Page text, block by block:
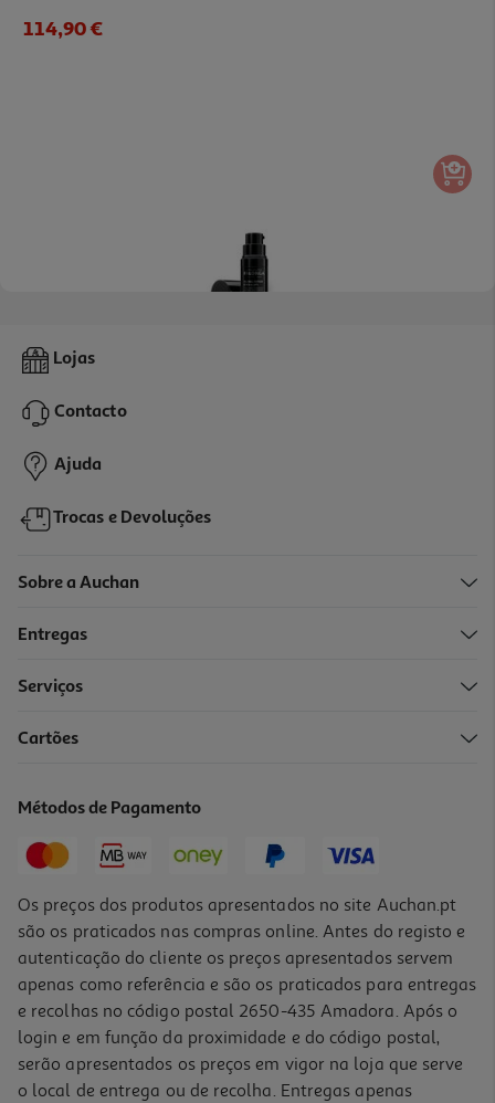
114,90 €
Creme Filorga Olhos Global Repair 15ml
94,90 €
Lojas
Contacto
Ajuda
Trocas e Devoluções
Sobre a Auchan
Entregas
Serviços
Cartões
Métodos de Pagamento
Os preços dos produtos apresentados no site Auchan.pt
são os praticados nas compras online. Antes do registo e
autenticação do cliente os preços apresentados servem
apenas como referência e são os praticados para entregas
e recolhas no código postal 2650-435 Amadora. Após o
login e em função da proximidade e do código postal,
serão apresentados os preços em vigor na loja que serve
o local de entrega ou de recolha. Entregas apenas